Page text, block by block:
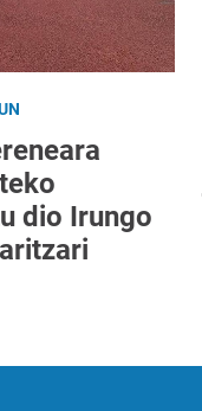
dio Irungo